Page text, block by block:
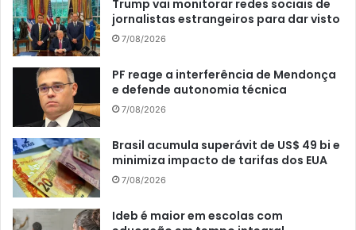
Trump vai monitorar redes sociais de
jornalistas estrangeiros para dar visto
7/08/2026
PF reage a interferência de Mendonça
e defende autonomia técnica
7/08/2026
Brasil acumula superávit de US$ 49 bi e
minimiza impacto de tarifas dos EUA
7/08/2026
Ideb é maior em escolas com